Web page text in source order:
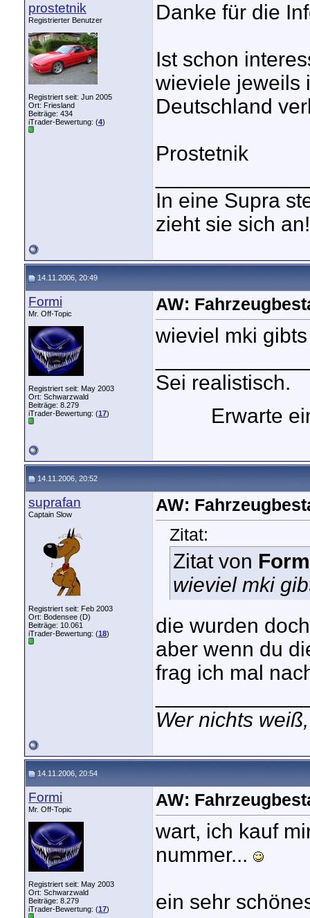
prostetnik
Registrierter Benutzer
Registriert seit: Jun 2005
Ort: Friesland
Beiträge: 434
iTrader-Bewertung: (4)
Danke für die
Ist schon
wieviele jeweils
Deutschland
Prostetnik
In eine Supra
zieht sie sich an!
14.11.2006, 20:49
Formi
Mr. Off-Topic
Registriert seit: May 2003
Ort: Schwarzwald
Beiträge: 8.279
iTrader-Bewertung: (17)
AW:
wieviel mki
Sei realistisch.
Erwarte
14.11.2006, 20:52
suprafan
Captain Slow
Registriert seit: Feb 2003
Ort: Bodensee (D)
Beiträge: 10.061
iTrader-Bewertung: (18)
AW:
Zitat:
Zitat von
wieviel mki
die wurden
aber wenn du
frag ich mal
Wer nichts
14.11.2006, 20:54
Formi
Mr. Off-Topic
Registriert seit: May 2003
Ort: Schwarzwald
Beiträge: 8.279
iTrader-Bewertung: (17)
AW:
wart, ich kauf
nummer...
ein sehr